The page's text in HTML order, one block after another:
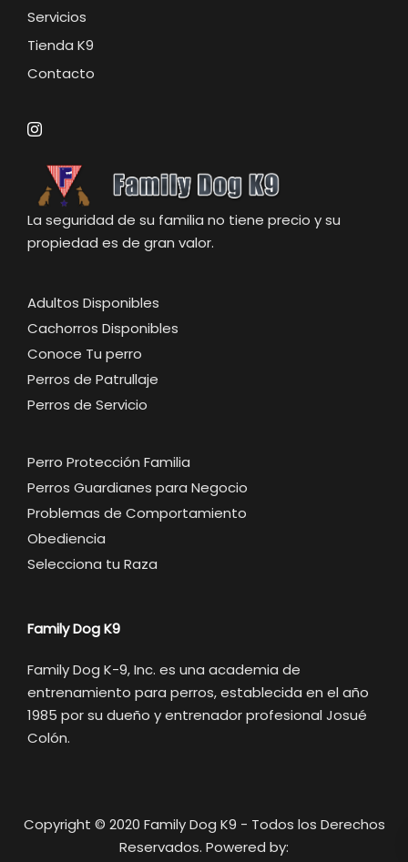
Servicios
Tienda K9
Contacto
La seguridad de su familia no tiene precio y su
propiedad es de gran valor.
Adultos Disponibles
Cachorros Disponibles
Conoce Tu perro
Perros de Patrullaje
Perros de Servicio
Perro Protección Familia
Perros Guardianes para Negocio
Problemas de Comportamiento
Obediencia
Selecciona tu Raza
Family Dog K9
Family Dog K-9, Inc. es una academia de
entrenamiento para perros, establecida en el año
1985 por su dueño y entrenador profesional Josué
Colón.
Copyright © 2020 Family Dog K9 - Todos los Derechos
Reservados. Powered by: